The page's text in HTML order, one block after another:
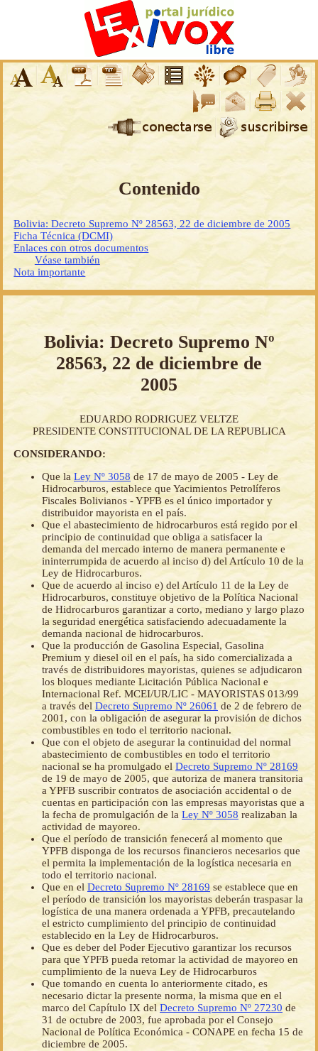
Contenido
Bolivia: Decreto Supremo Nº 28563, 22 de diciembre de 2005
Ficha Técnica (DCMI)
Enlaces con otros documentos
Véase también
Nota importante
Bolivia: Decreto Supremo Nº
28563, 22 de diciembre de
2005
EDUARDO RODRIGUEZ VELTZE
PRESIDENTE CONSTITUCIONAL DE LA REPUBLICA
CONSIDERANDO:
Que laLey Nº 3058 de 17 de mayo de 2005 - Ley de
Hidrocarburos, establece que Yacimientos Petrolíferos
Fiscales Bolivianos - YPFB es el único importador y
distribuidor mayorista en el país.
Que el abastecimiento de hidrocarburos está regido por el
principio de continuidad que obliga a satisfacer la
demanda del mercado interno de manera permanente e
ininterrumpida de acuerdo al inciso d) del Artículo 10 de la
Ley de Hidrocarburos.
Que de acuerdo al inciso e) del Artículo 11 de la Ley de
Hidrocarburos, constituye objetivo de la Política Nacional
de Hidrocarburos garantizar a corto, mediano y largo plazo
la seguridad energética satisfaciendo adecuadamente la
demanda nacional de hidrocarburos.
Que la producción de Gasolina Especial, Gasolina
Premium y diesel oil en el país, ha sido comercializada a
través de distribuidores mayoristas, quienes se adjudicaron
los bloques mediante Licitación Pública Nacional e
Internacional Ref. MCEI/UR/LIC - MAYORISTAS 013/99
a través del Decreto Supremo Nº 26061 de 2 de febrero de
2001, con la obligación de asegurar la provisión de dichos
combustibles en todo el territorio nacional.
Que con el objeto de asegurar la continuidad del normal
abastecimiento de combustibles en todo el territorio
nacional se ha promulgado el Decreto Supremo Nº 28169
de 19 de mayo de 2005, que autoriza de manera transitoria
a YPFB suscribir contratos de asociación accidental o de
cuentas en participación con las empresas mayoristas que a
la fecha de promulgación de la Ley Nº 3058 realizaban la
actividad de mayoreo.
Que el período de transición fenecerá al momento que
YPFB disponga de los recursos financieros necesarios que
el permita la implementación de la logística necesaria en
todo el territorio nacional.
Que en el Decreto Supremo Nº 28169 se establece que en
el período de transición los mayoristas deberán traspasar la
logística de una manera ordenada a YPFB, precautelando
el estricto cumplimiento del principio de continuidad
establecido en la Ley de Hidrocarburos.
Que es deber del Poder Ejecutivo garantizar los recursos
para que YPFB pueda retomar la actividad de mayoreo en
cumplimiento de la nueva Ley de Hidrocarburos
Que tomando en cuenta lo anteriormente citado, es
necesario dictar la presente norma, la misma que en el
marco del Capítulo IX delDecreto Supremo Nº 27230 de
31 de octubre de 2003, fue aprobada por el Consejo
Nacional de Política Económica - CONAPE en fecha 15 de
diciembre de 2005.